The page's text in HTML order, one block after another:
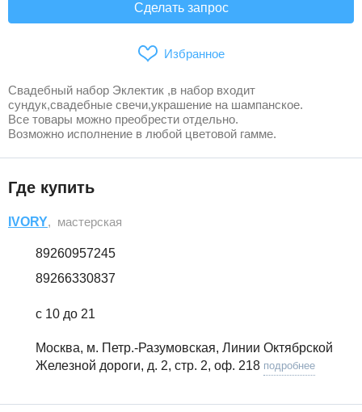
Сделать запрос
Избранное
Свадебный набор Эклектик ,в набор входит
сундук,свадебные свечи,украшение на шампанское.
Все товары можно преобрести отдельно.
Возможно исполнение в любой цветовой гамме.
Где купить
IVORY, мастерская
89260957245
89266330837
с 10 до 21
Москва, м. Петр.-Разумовская, Линии Октябрской
Железной дороги, д. 2, стр. 2, оф. 218 подробнее